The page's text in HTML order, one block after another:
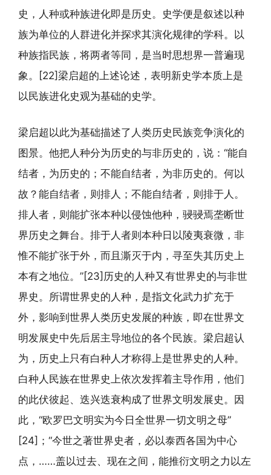
史，人种或种族进化即是历史。史学便是叙述以种
族为单位的人群进化并探求其演化规律的学科。以
种族指民族，将两者等同，是当时思想界一普遍现
象。[22]梁启超的上述论述，表明新史学本质上是
以民族进化史观为基础的史学。
梁启超以此为基础描述了人类历史民族竞争演化的
图景。他把人种分为历史的与非历史的，说：“能自
结者，为历史的；不能自结者，为非历史的。何以
故？能自结者，则排人；不能自结者，则排于人。
排人者，则能扩张本种以侵蚀他种，骎骎焉垄断世
界历史之舞台。排于人者则本种日以陵夷衰微，非
惟不能扩张于外，而且澌灭于内，寻至失其历史上
本有之地位。”[23]历史的人种又有世界史的与非世
界史。所谓世界史的人种，是指文化武力扩充于
外，影响到世界人类历史发展的种族，即在世界文
明发展史中先后居主导地位的各个民族。梁启超认
为，历史上只有白种人才称得上是世界史的人种。
白种人民族在世界史上依次发挥着主导作用，他们
的此伏彼起、迭兴迭衰构成了世界文明发展史。因
此，“欧罗巴文明实为今日全世界一切文明之母”
[24]；“今世之著世界史者，必以泰西各国为中心
点，……盖以过去、现在之间，能推衍文明之力以左